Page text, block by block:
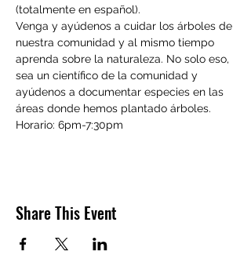
(totalmente en español).
Venga y ayúdenos a cuidar los árboles de
nuestra comunidad y al mismo tiempo
aprenda sobre la naturaleza. No solo eso,
sea un científico de la comunidad y
ayúdenos a documentar especies en las
áreas donde hemos plantado árboles.
Horario: 6pm-7:30pm
Share This Event